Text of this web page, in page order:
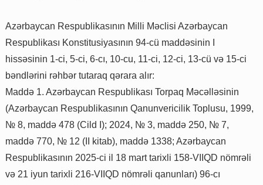
Azərbaycan Respublikasının Milli Məclisi Azərbaycan
Respublikası Konstitusiyasının 94-cü maddəsinin I
hissəsinin 1-ci, 5-ci, 6-cı, 10-cu, 11-ci, 12-ci, 13-cü və 15-ci
bəndlərini rəhbər tutaraq qərara alır:
Maddə 1. Azərbaycan Respublikası Torpaq Məcəlləsinin
(Azərbaycan Respublikasının Qanunvericilik Toplusu, 1999,
№ 8, maddə 478 (Cild I); 2024, № 3, maddə 250, № 7,
maddə 770, № 12 (II kitab), maddə 1338; Azərbaycan
Respublikasının 2025-ci il 18 mart tarixli 158-VIIQD nömrəli
və 21 iyun tarixli 216-VIIQD nömrəli qanunları) 96-cı